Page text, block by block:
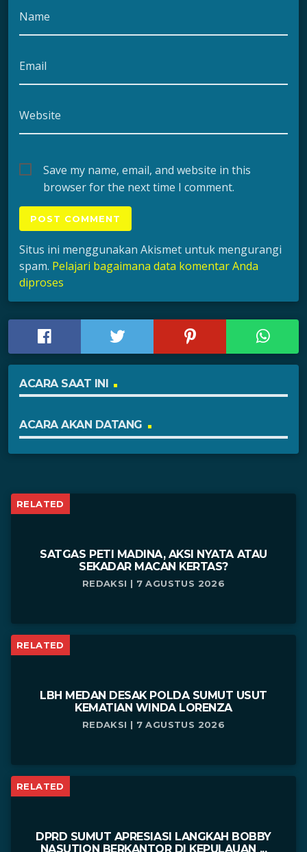
Name
Email
Website
Save my name, email, and website in this
browser for the next time I comment.
Situs ini menggunakan Akismet untuk mengurangi
spam. Pelajari bagaimana data komentar Anda
diproses
ACARA SAAT INI
ACARA AKAN DATANG
RELATED
SATGAS PETI MADINA, AKSI NYATA ATAU
SEKADAR MACAN KERTAS?
REDAKSI | 7 AGUSTUS 2026
RELATED
LBH MEDAN DESAK POLDA SUMUT USUT
KEMATIAN WINDA LORENZA
REDAKSI | 7 AGUSTUS 2026
RELATED
DPRD SUMUT APRESIASI LANGKAH BOBBY
NASUTION BERKANTOR DI KEPULAUAN ...